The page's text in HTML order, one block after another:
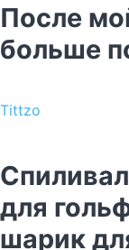
После
больше
Tittzo
для
шарик